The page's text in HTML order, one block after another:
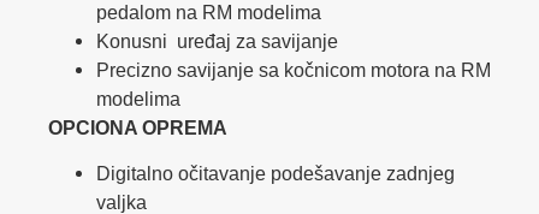
pedalom na RM modelima
Konusni uređaj za savijanje
Precizno savijanje sa kočnicom motora na RM
modelima
OPCIONA OPREMA
Digitalno očitavanje podešavanje zadnjeg
valjka